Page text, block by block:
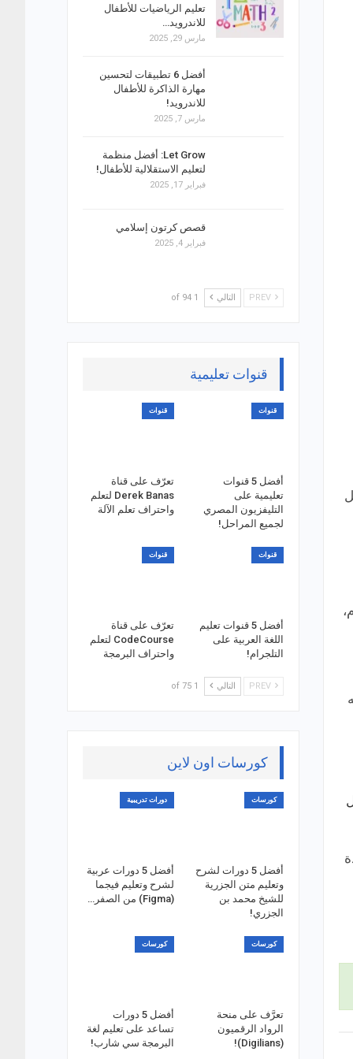
تعليم الرياضيات للأطفال
للاندرويد…
مارس 29, 2025
أفضل 6 تطبيقات لتحسين
مهارة الذاكرة للأطفال
للاندرويد!
مارس 7, 2025
Let Grow: أفضل منظمة
لتعليم الاستقلالية للأطفال!
فبراير 17, 2025
قصص كرتون إسلامي
فبراير 4, 2025
التالي 1 of 94
قنوات تعليمية
قنوات
أفضل 5 قنوات
تعليمية على
التليفزيون المصري
لجميع المراحل!
قنوات
تعرّف على قناة
Derek Banas لتعلم
واحتراف تعلم الآلة
قنوات
أفضل 5 قنوات تعليم
اللغة العربية على
التلجرام!
قنوات
تعرّف على قناة
CodeCourse لتعلم
واحتراف البرمجة
التالي 1 of 75
كورسات اون لاين
كورسات
أفضل 5 دورات لشرح
وتعليم متن الجزرية
للشيخ محمد بن
الجزري!
دورات تدريبية
أفضل 5 دورات عربية
لشرح وتعليم فيجما
(Figma) من الصفر…
كورسات
تعرَّف على منحة
الرواد الرقميون
(Digilians)!
كورسات
أفضل 5 دورات
تساعد على تعليم لغة
البرمجة سي شارب!